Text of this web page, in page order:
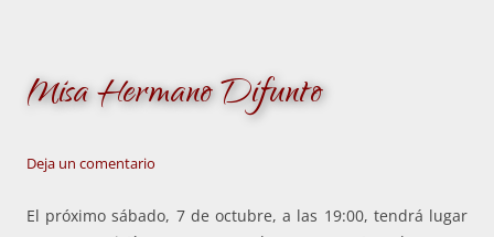
Misa Hermano Difunto
Deja un comentario
El próximo sábado, 7 de octubre, a las 19:00, tendrá lugar